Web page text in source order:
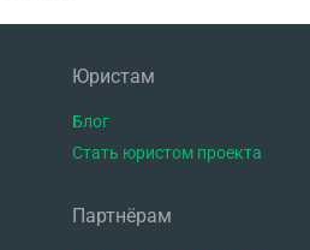
Юристам
Блог
Стать юристом проекта
Партнёрам